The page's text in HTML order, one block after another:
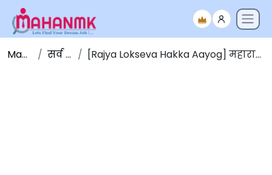
Maha NMK सर्व जाहिराती [Rajya Lokseva Hakka Aayog] महाराष्ट्र राज्य लोकसेवा हक्क आयोग भरती 2026